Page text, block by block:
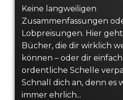
Keine langweiligen
Zusammenfassungen
Lobpreisungen. Hier
Bücher, die dir wirklich
können – oder dir
ordentliche Schelle
Schnall dich an, denn es
immer ehrlich...